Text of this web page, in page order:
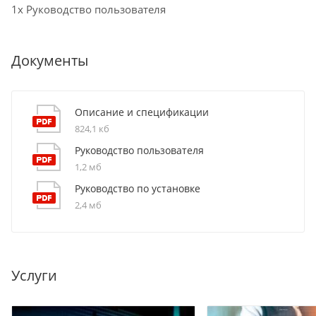
1x Руководство пользователя
Документы
Описание и спецификации
824,1 кб
Руководство пользователя
1,2 мб
Руководство по установке
2,4 мб
Услуги